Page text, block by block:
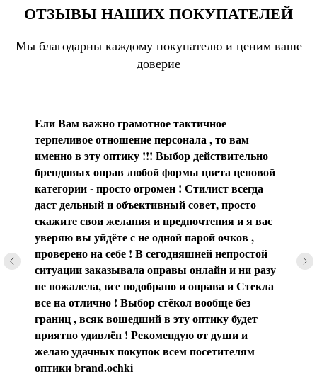
ОТЗЫВЫ НАШИХ ПОКУПАТЕЛЕЙ
Мы благодарны каждому покупателю и ценим ваше
доверие
Ели Вам важно грамотное тактичное
терпеливое отношение персонала , то вам
именно в эту оптику !!! Выбор действительно
брендовых оправ любой формы цвета ценовой
категории - просто огромен ! Стилист всегда
даст дельный и объективный совет, просто
скажите свои желания и предпочтения и я вас
уверяю вы уйдёте с не одной парой очков ,
проверено на себе ! В сегодняшней непростой
ситуации заказывала оправы онлайн и ни разу
не пожалела, все подобрано и оправа и Стекла
все на отлично ! Выбор стёкол вообще без
границ , всяк вошедший в эту оптику будет
приятно удивлён ! Рекомендую от души и
желаю удачных покупок всем посетителям
оптики brаnd.ochki